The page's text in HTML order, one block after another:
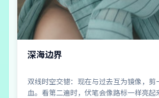
深海边界
双线时空交错：现在与过去互为镜像，剪
血。看第二遍时，伏笔会像路标一样亮起